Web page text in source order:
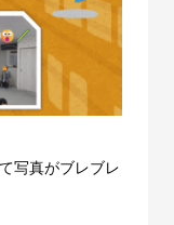
写真がブレブレ